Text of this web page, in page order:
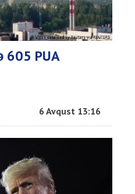
605 PUA
6 Avqust 13:16